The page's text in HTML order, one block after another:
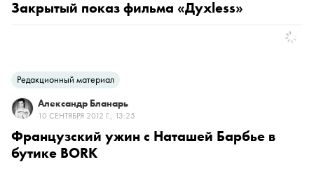
Закрытый показ фильма «Духless»
Редакционный материал
Александр Бланарь
10 СЕНТЯБРЯ 2012 Г., 13:25
Французский ужин с Наташей Барбье в
бутике BORK